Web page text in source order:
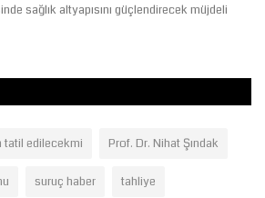
sağlık altyapısını güçlendirecek müjdeli
tatil edilecekmi Prof. Dr. Nihat Şındak
suruç haber tahliye